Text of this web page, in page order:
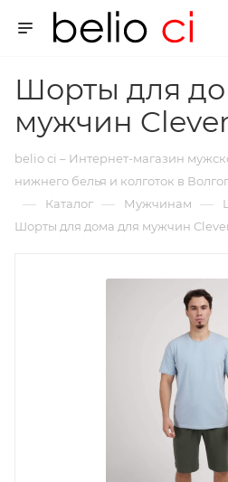
Шорты для
мужчин
belio ci – Интернет-магазин
нижнего белья и колготок в
— Каталог — Мужчинам —
Шорты для дома для мужчин